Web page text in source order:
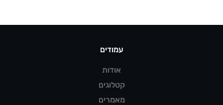
עמודים
אודות
קטלוגים
מאמרים